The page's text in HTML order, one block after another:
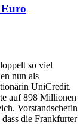
so viel
nun als
UniCredit.
auf 898 Millionen
Vorstandschefin
die Frankfurter